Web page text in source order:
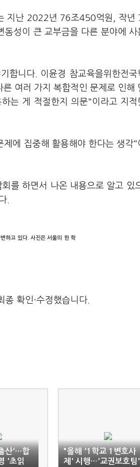
지난 2022년 76조450억원, 작년
성이 큰 교부금을 다른 분야에 사
합니다. 이윤경 참교육을위한전국
여러 가지 복합적인 문제로 인해
는 게 적절한지 의문"이라고 지적
에 집중해 활용해야 한다는 생각"
를 하면서 나온 내용으로 알고 있
.
하고 있다. 사진은 서울의 한 학
확인·수정했습니다.
산'…합
'초읽
"올해 '1학교 1변호사
제' 시행…'교권보호팀'